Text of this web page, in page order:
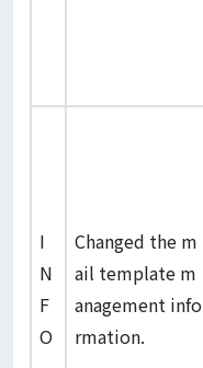
I
N
F
O
Changed the m
ail template m
anagement info
rmation.